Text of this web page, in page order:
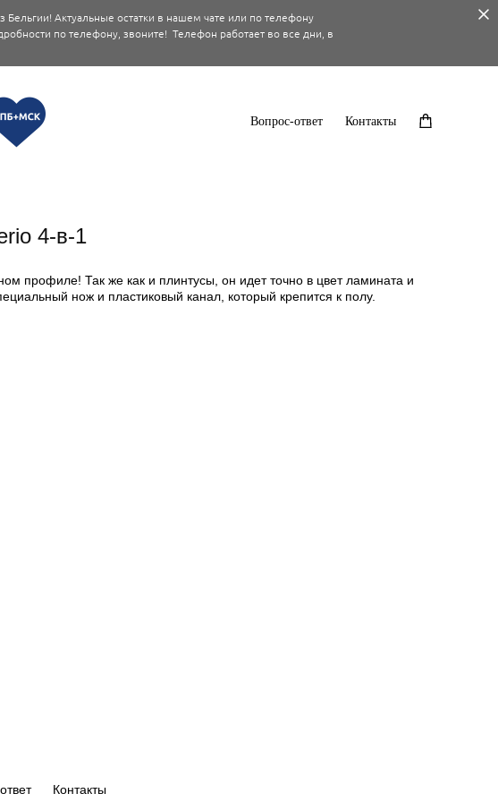
Актуальные остатки в нашем чате или по телефону
по телефону, звоните! Телефон работает во все дни, в
Вопрос-ответ Контакты
4-в-1
профиле! Так же как и плинтусы, он идет точно в цвет ламината и
нож и пластиковый канал, который крепится к полу.
Контакты